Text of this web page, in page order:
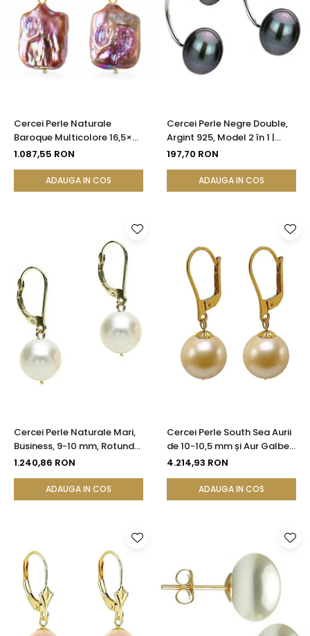
Cercei Perle Naturale
Baroque Multicolore 16,5×25
mm, Aur 14K (aur 585),
1.087,55 RON
ADAUGA IN COS
Cercei Perle Negre Double,
Argint 925, Model 2 în 1 |
KASKADDA®
197,70 RON
ADAUGA IN COS
Cercei Perle Naturale Mari,
Business, 9-10 mm, Rotunde
AAA, Aur 14K (aur 585) |
1.240,86 RON
ADAUGA IN COS
Cercei Perle South Sea Aurii
de 10-10,5 mm și Aur Galben
14K, Forma Rotundă |
4.214,93 RON
ADAUGA IN COS